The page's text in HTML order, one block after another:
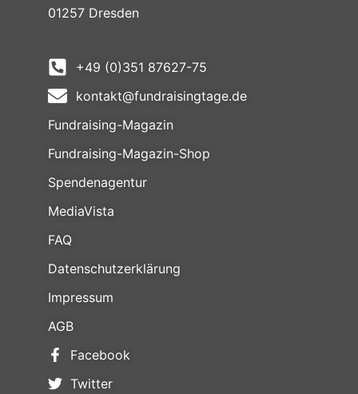
01257 Dresden
+49 (0)351 87627-75
kontakt@fundraisingtage.de
Fundraising-Magazin
Fundraising-Magazin-Shop
Spendenagentur
MediaVista
FAQ
Datenschutzerklärung
Impressum
AGB
Facebook
Twitter